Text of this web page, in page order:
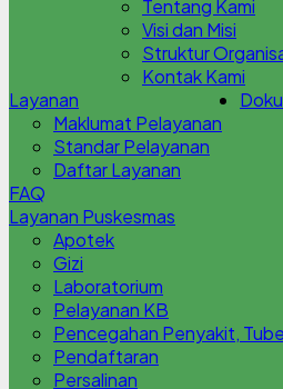
Tentang Kami
Visi dan Misi
Struktur
Kontak Kami
Layanan
Maklumat Pelayanan
Standar Pelayanan
Daftar Layanan
FAQ
Layanan Puskesmas
Apotek
Gizi
Laboratorium
Pelayanan KB
Pencegahan Penyakit,
Pendaftaran
Persalinan